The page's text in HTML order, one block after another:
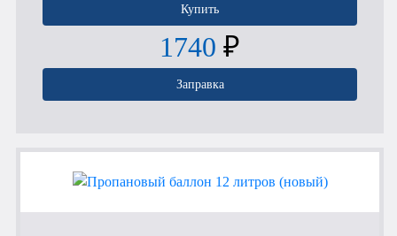
Купить
1740 ₽
Заправка